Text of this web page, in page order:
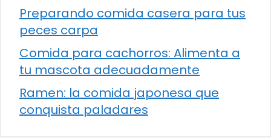
Preparando comida casera para tus
peces carpa
Comida para cachorros: Alimenta a
tu mascota adecuadamente
Ramen: la comida japonesa que
conquista paladares